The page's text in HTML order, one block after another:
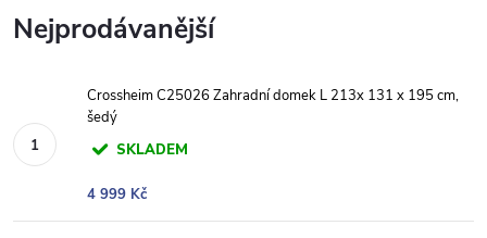
Nejprodávanější
Crossheim C25026 Zahradní domek L 213x 131 x 195 cm,
šedý
SKLADEM
4 999 Kč